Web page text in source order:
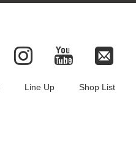
Line Up Shop List